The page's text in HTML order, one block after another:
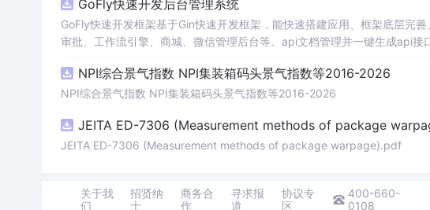
GoFly快速开发后台管理系统
GoFly快速开发框架基于Gin快速开发框架，能快速搭建应用、框架底层完
审批、工作流引擎、商城、微信管理后台等。api文档管理并一键生成api接
思想，接口单层设计，开发简单，极易上手、代码可读性和可维护性好、
小。
NPI综合景气指数 NPI集装箱码头景气指数等2016-2026
NPI综合景气指数 NPI集装箱码头景气指数等2016-2026
JEITA ED-7306 (Measurement methods of package
JEITA ED-7306 (Measurement methods of package warpage).pdf
关于我
们
招贤纳
士
商务合
作
寻求报
道
协议专
区
400-660-
0108